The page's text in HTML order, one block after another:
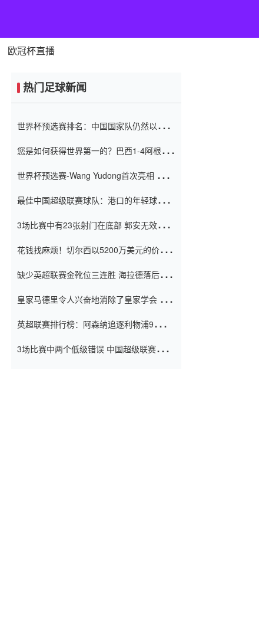
欧冠杯直播
热门足球新闻
世界杯预选赛排名：中国国家队仍然以6分
您是如何获得世界第一的？巴西1-4阿根
世界杯预选赛-Wang Yudong首次亮相 中国
最佳中国超级联赛球队：港口的年轻球员在
（Taishan）
3场比赛中有23张射门在底部 郭安无效传球
花钱找麻烦！切尔西以5200万美元的价格
窗口
缺少英超联赛金靴位三连胜 海拉德落后6球
皇家马德里令人兴奋地消除了皇家学会 安
英超联赛排行榜：阿森纳追逐利物浦9分 曼
3场比赛中两个低级错误 中国超级联赛的前